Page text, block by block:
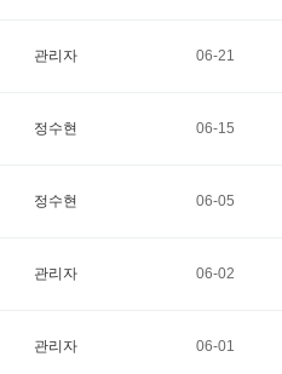
관리자 06-21
정수현 06-15
정수현 06-05
관리자 06-02
관리자 06-01